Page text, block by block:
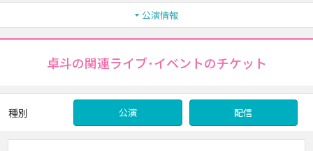
公演情報
卓斗の関連ライブ･イベントのチケット
種別 公演 配信